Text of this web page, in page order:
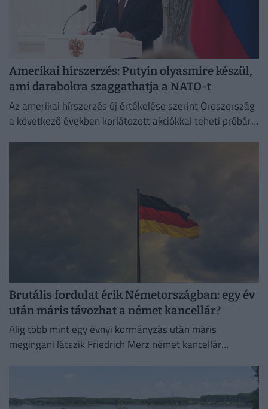
Amerikai hírszerzés: Putyin olyasmire készül,
ami darabokra szaggathatja a NATO-t
Az amerikai hírszerzés új értékelése szerint Oroszország
a következő években korlátozott akciókkal teheti próbára
Brutális fordulat érik Németországban: egy év
után máris távozhat a német kancellár?
Alig több mint egy évnyi kormányzás után máris
megingani látszik Friedrich Merz német kancellár